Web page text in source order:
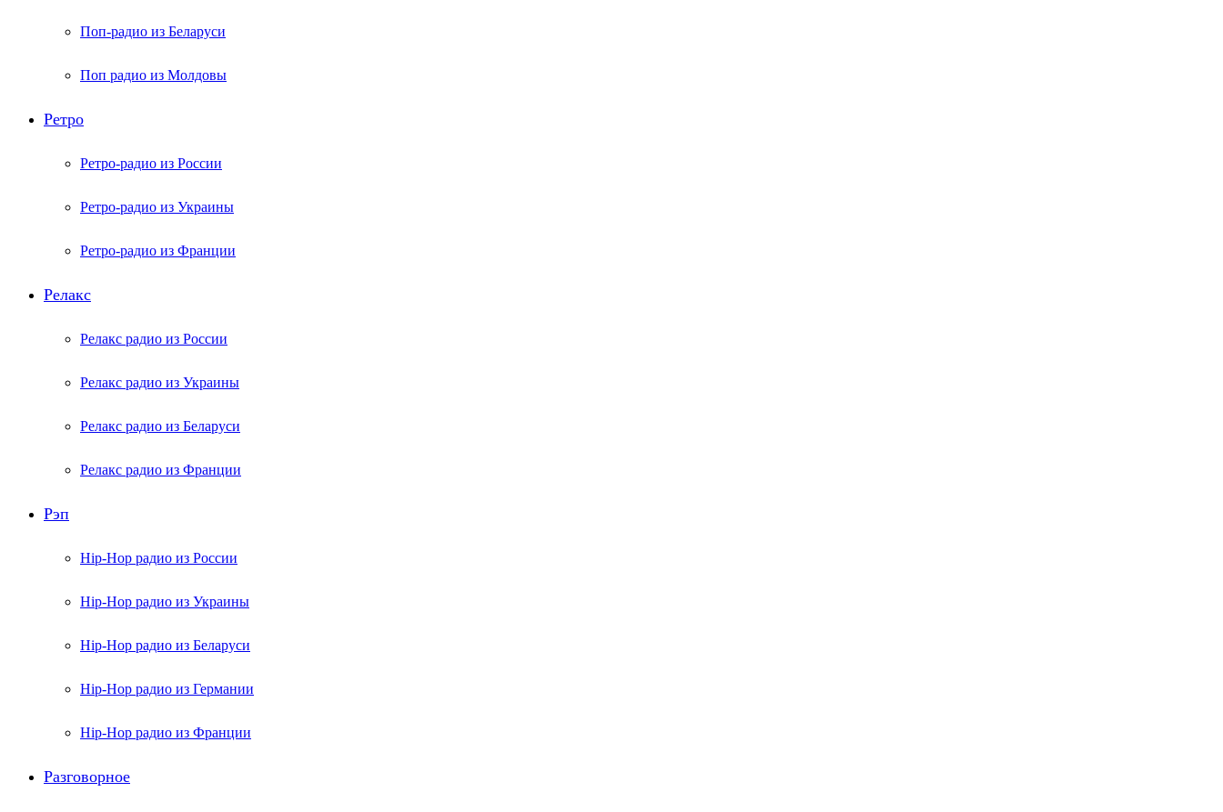
Поп-радио из Беларуси
Поп радио из Молдовы
Ретро
Ретро-радио из России
Ретро-радио из Украины
Ретро-радио из Франции
Релакс
Релакс радио из России
Релакс радио из Украины
Релакс радио из Беларуси
Релакс радио из Франции
Рэп
Hip-Hop радио из России
Hip-Hop радио из Украины
Hip-Hop радио из Беларуси
Hip-Hop радио из Германии
Hip-Hop радио из Франции
Разговорное